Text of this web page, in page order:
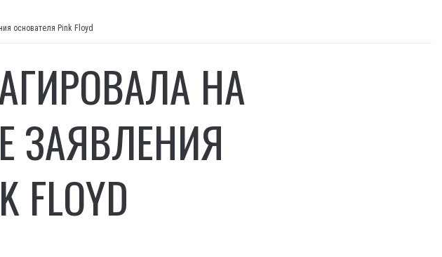
основателя Pink Floyd
НА
ЗАЯВЛЕНИЯ